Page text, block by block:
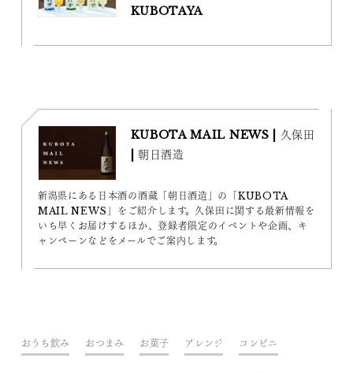
KUBOTAYA
KUBOTA MAIL NEWS | 久保田
| 朝日酒造
新潟県にある日本酒の酒蔵「朝日酒造」の「KUBOTA
MAIL NEWS」をご紹介します。久保田に関する最新情報を
いち早くお届けするほか、登録者限定のイベントや企画、キ
ャンペーンなどをメールでご案内します。
おうち飲み おつまみ お菓子 アレンジ コンビニ